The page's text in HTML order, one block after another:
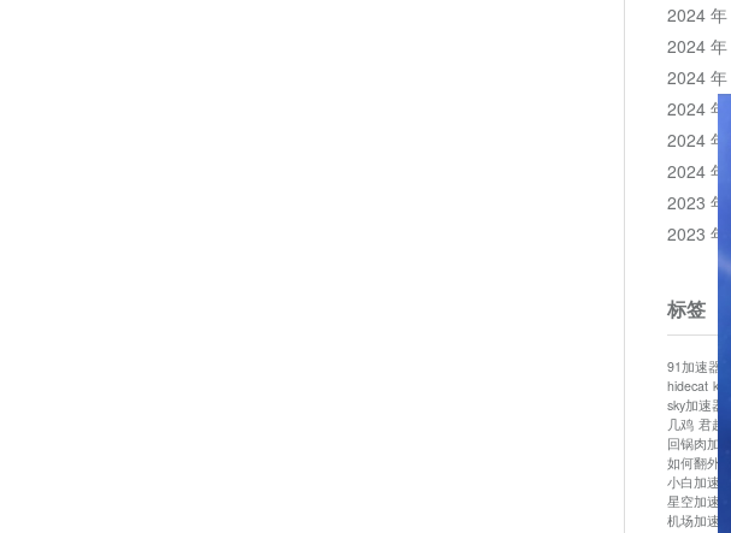
2024 年
2024 年
2024 年
2024 年
2024
2024
2023 年
2023 年
标签
91加速器
hidecat
sky加速器
几鸡 君越
回锅肉加速
如何翻外
小白加速器
星空加速器
机场加速器